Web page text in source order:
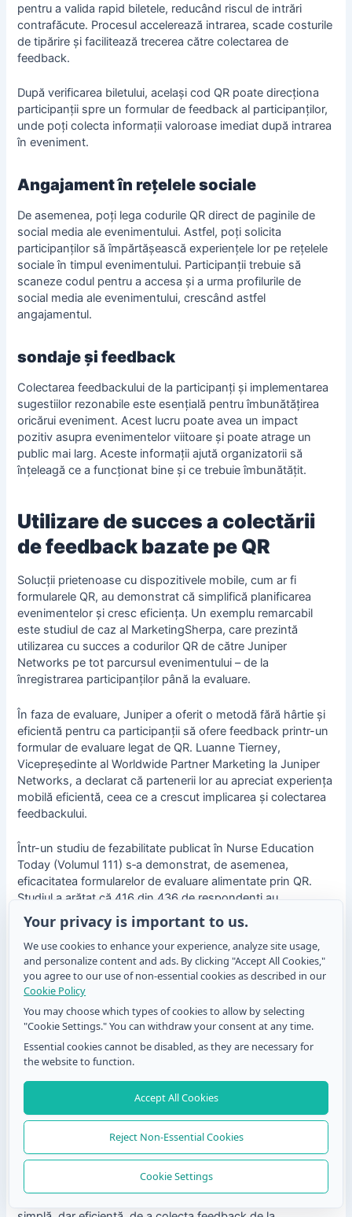
pentru a valida rapid biletele, reducând riscul de intrări
contrafăcute. Procesul accelerează intrarea, scade costurile
de tipărire și facilitează trecerea către colectarea de
feedback.
După verificarea biletului, același cod QR poate direcționa
participanții spre unformular de feedback al participanților,
unde poți colecta informații valoroase imediat după intrarea
în eveniment.
Angajament în rețelele sociale
De asemenea, poți lega codurile QR direct de paginile de
social media ale evenimentului. Astfel, poți solicita
participanților să împărtășească experiențele lor pe rețelele
sociale în timpul evenimentului. Participanții trebuie să
scaneze codul pentru a accesa și a urma profilurile de
social media ale evenimentului, crescând astfel
angajamentul.
sondaje și feedback
Colectarea feedbackului de la participanți și implementarea
sugestiilor rezonabile este esențială pentru îmbunătățirea
oricărui eveniment. Acest lucru poate avea un impact
pozitiv asupra evenimentelor viitoare și poate atrage un
public mai larg. Aceste informații ajută organizatorii să
înțeleagă ce a funcționat bine și ce trebuie îmbunătățit.
Utilizare de succes a colectării
de feedback bazate pe QR
Solucții prietenoase cu dispozitivele mobile, cum ar fi
formularele QR, au demonstrat că simplifică planificarea
evenimentelor și cresc eficiența. Un exemplu remarcabil
este studiul de caz al MarketingSherpa, care prezintă
utilizarea cu succes a codurilor QR de către Juniper
Networks pe tot parcursul evenimentului – de la
înregistrarea participanților până la evaluare.
În faza de evaluare, Juniper a oferit o metodă fără hârtie și
eficientă pentru ca participanții să ofere feedback printr-un
formular de evaluare legat de QR. Luanne Tierney,
Vicepreședinte al Worldwide Partner Marketing la Juniper
Networks, a declarat că partenerii lor au apreciat experiența
mobilă eficientă, ceea ce a crescut implicarea și colectarea
feedbackului.
Într-un studiu de fezabilitate publicat în Nurse Education
Today (Volumul 111) s‑a demonstrat, de asemenea,
eficacitatea formularelor de evaluare alimentate prin QR.
Studiul a arătat că 416 din 436 de respondenți au
considerat utilizarea codurilor QR pentru înregistrarea la
cursuri și evaluări eficientă și simplă.
Aceste exemple subliniază modul în care codurile QR fac
colectarea feedbackului mai convenabilă și accesibilă,
rezultând o participare mai mare și informații acționabile
pentru evenimente viitoare.
Simplifică evaluarea
evenimentului cu un sistem de
feedback QR
Poți profita pe deplin de codurile QR și poți obține o
creștere a ratei de răspuns, ceea ce se traduce în
colectarea de date mai bune și implicarea audienței.
Your privacy is important to us.
We use cookies to enhance your experience, analyze site usage,
and personalize content and ads. By clicking "Accept All Cookies,"
you agree to our use of non-essential cookies as described in our
Cookie Policy
You may choose which types of cookies to allow by selecting
"Cookie Settings." You can withdraw your consent at any time.
Essential cookies cannot be disabled, as they are necessary for
the website to function.
Accept All Cookies
Reject Non-Essential Cookies
Cookie Settings